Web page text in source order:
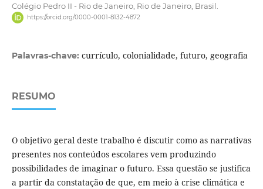
Colégio Pedro II - Rio de Janeiro, Rio de Janeiro, Brasil.
https://orcid.org/0000-0001-8132-4872
Palavras-chave: currículo, colonialidade, futuro, geografia
RESUMO
O objetivo geral deste trabalho é discutir como as narrativas
presentes nos conteúdos escolares vem produzindo
possibilidades de imaginar o futuro. Essa questão se justifica
a partir da constatação de que, em meio à crise climática e